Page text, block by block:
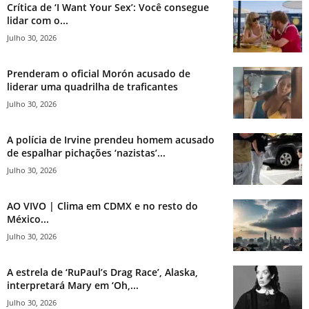
Crítica de ‘I Want Your Sex’: Você consegue
lidar com o...
Julho 30, 2026
Prenderam o oficial Morón acusado de
liderar uma quadrilha de traficantes
Julho 30, 2026
A polícia de Irvine prendeu homem acusado
de espalhar pichações ‘nazistas’...
Julho 30, 2026
AO VIVO | Clima em CDMX e no resto do
México...
Julho 30, 2026
A estrela de ‘RuPaul’s Drag Race’, Alaska,
interpretará Mary em ‘Oh,...
Julho 30, 2026